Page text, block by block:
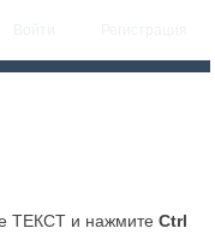
ТЕКСТ и нажмите Ctrl